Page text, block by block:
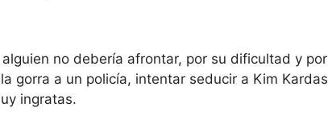
no debería afrontar, por su dificultad y
gorra a un policía, intentar seducir a Kim
ingratas.